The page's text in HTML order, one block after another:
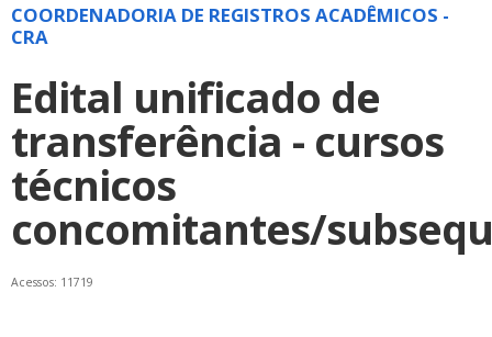
COORDENADORIA DE REGISTROS ACADÊMICOS -
CRA
Edital unificado de
transferência - cursos
técnicos
concomitantes/
Acessos: 11719